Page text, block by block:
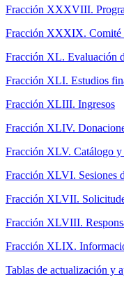
Fracción XXXVIII.
Fracción XXXIX. Comité
Fracción XL. Evaluación
Fracción XLI. Estudios
Fracción XLIII. Ingresos
Fracción XLIV.
Fracción XLV. Catálogo y
Fracción XLVI. Sesiones
Fracción XLVII.
Fracción XLVIII.
Fracción XLIX.
Tablas de actualización y